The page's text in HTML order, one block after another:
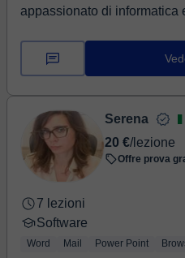
appassionato di informatica
specificamente per studenti
Serena
20 €/lezione
Offre prova
7 lezioni
Software
Word Mail Power Point